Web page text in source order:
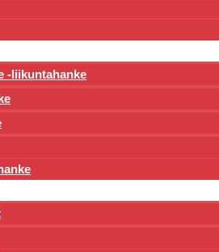
-liikuntahanke